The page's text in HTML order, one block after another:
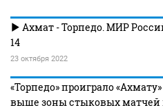
Ахмат - Торпедо. МИР
14
23 октября 2022
«Торпедо» проиграло
выше зоны стыковых матчей